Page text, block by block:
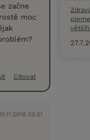
začne
moc
Citovat
03:51